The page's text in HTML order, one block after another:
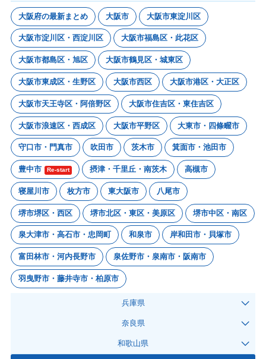
大阪府の最新まとめ 大阪市 大阪市東淀川区
大阪市淀川区・西淀川区 大阪市福島区・此花区
大阪市都島区・旭区 大阪市鶴見区・城東区
大阪市東成区・生野区 大阪市西区 大阪市港区・大正区
大阪市天王寺区・阿倍野区 大阪市住吉区・東住吉区
大阪市浪速区・西成区 大阪市平野区 大東市・四條畷市
守口市・門真市 吹田市 茨木市 箕面市・池田市
豊中市 Re-start 摂津・千里丘・南茨木 高槻市
寝屋川市 枚方市 東大阪市 八尾市
堺市堺区・西区 堺市北区・東区・美原区 堺市中区・南区
泉大津市・高石市・忠岡町 和泉市 岸和田市・貝塚市
富田林市・河内長野市 泉佐野市・泉南市・阪南市
羽曳野市・藤井寺市・柏原市
兵庫県
奈良県
和歌山県